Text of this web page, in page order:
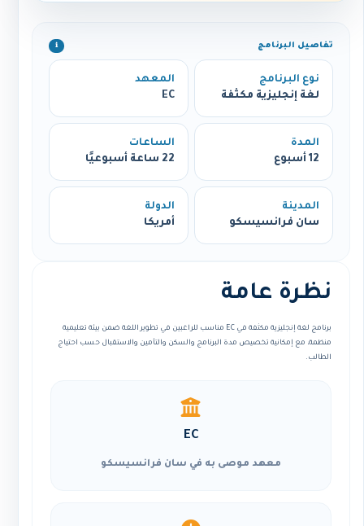
تفاصيل البرنامج ℹ️
نوع البرنامج
لغة إنجليزية مكثفة
المعهد
EC
المدة
12 أسبوع
الساعات
22 ساعة أسبوعيًا
المدينة
سان فرانسيسكو
الدولة
أمريكا
نظرة عامة
برنامج لغة إنجليزية مكثفة في EC مناسب للراغبين في تطوير اللغة ضمن بيئة تعليمية
منظمة، مع إمكانية تخصيص مدة البرنامج والسكن والتأمين والاستقبال حسب احتياج
الطالب.
EC
معهد موصى به في سان فرانسيسكو